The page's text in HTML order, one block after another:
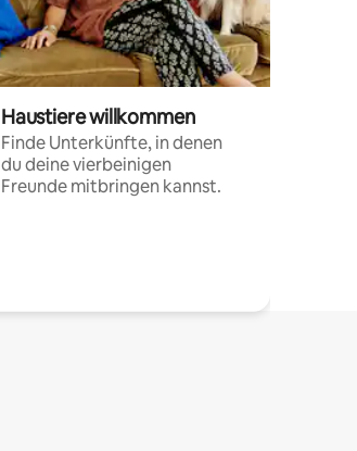
Haustiere willkommen
Finde Unterkünfte, in denen
du deine vierbeinigen
Freunde mitbringen kannst.